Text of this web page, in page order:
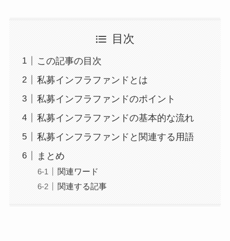
目次
この記事の目次
私募インフラファンドとは
私募インフラファンドのポイント
私募インフラファンドの基本的な流れ
私募インフラファンドと関連する用語
まとめ
関連ワード
関連する記事